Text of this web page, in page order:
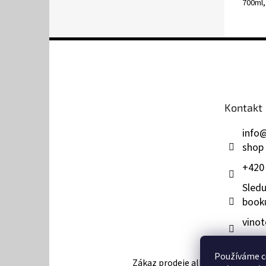
Používáme
Kontakt
info
shop
Zákaz prodeje alkoholu